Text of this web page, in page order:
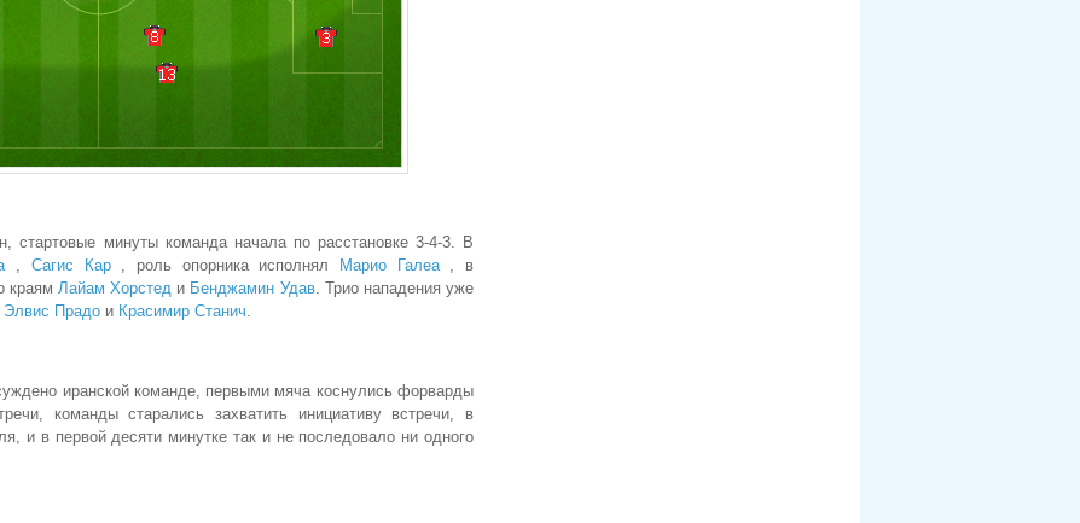
стартовые минуты команда начала по расстановке 3-4-3. В
Сагис Кар , роль опорника исполнял Марио Галеа
, в
краям Лайам Хорстед и Бенджамин Удав. Трио нападения уже
Элвис Прадо и Красимир Станич
иранской команде, первыми мяча коснулись форварды
команды старались захватить инициативу встречи, в
и в первой десяти минутке так и не последовало ни одного